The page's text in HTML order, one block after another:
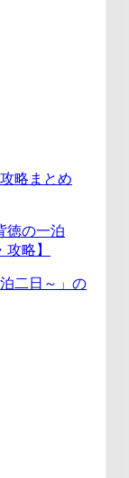
略まとめ
二日～」の